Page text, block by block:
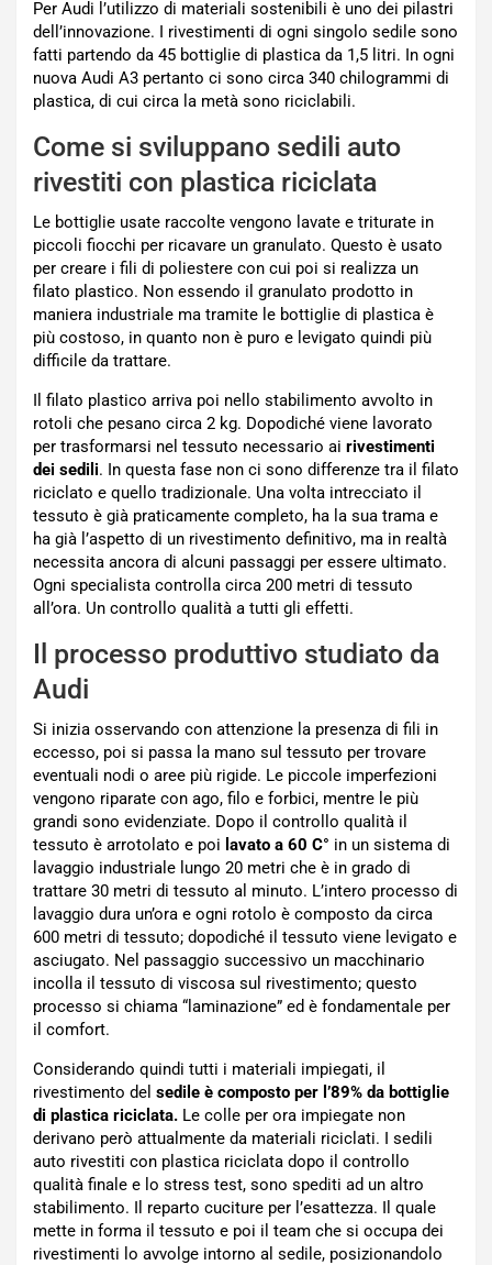
Per Audi l’utilizzo di materiali sostenibili è uno dei pilastri
dell’innovazione. I rivestimenti di ogni singolo sedile sono
fatti partendo da 45 bottiglie di plastica da 1,5 litri. In ogni
nuova Audi A3 pertanto ci sono circa 340 chilogrammi di
plastica, di cui circa la metà sono riciclabili.
Come si sviluppano sedili auto
rivestiti con plastica riciclata
Le bottiglie usate raccolte vengono lavate e triturate in
piccoli fiocchi per ricavare un granulato. Questo è usato
per creare i fili di poliestere con cui poi si realizza un
filato plastico. Non essendo il granulato prodotto in
maniera industriale ma tramite le bottiglie di plastica è
più costoso, in quanto non è puro e levigato quindi più
difficile da trattare.
Il filato plastico arriva poi nello stabilimento avvolto in
rotoli che pesano circa 2 kg. Dopodiché viene lavorato
per trasformarsi nel tessuto necessario ai rivestimenti
dei sedili. In questa fase non ci sono differenze tra il filato
riciclato e quello tradizionale. Una volta intrecciato il
tessuto è già praticamente completo, ha la sua trama e
ha già l’aspetto di un rivestimento definitivo, ma in realtà
necessita ancora di alcuni passaggi per essere ultimato.
Ogni specialista controlla circa 200 metri di tessuto
all’ora. Un controllo qualità a tutti gli effetti.
Il processo produttivo studiato da
Audi
Si inizia osservando con attenzione la presenza di fili in
eccesso, poi si passa la mano sul tessuto per trovare
eventuali nodi o aree più rigide. Le piccole imperfezioni
vengono riparate con ago, filo e forbici, mentre le più
grandi sono evidenziate. Dopo il controllo qualità il
tessuto è arrotolato e poi lavato a 60 C° in un sistema di
lavaggio industriale lungo 20 metri che è in grado di
trattare 30 metri di tessuto al minuto. L’intero processo di
lavaggio dura un’ora e ogni rotolo è composto da circa
600 metri di tessuto; dopodiché il tessuto viene levigato e
asciugato. Nel passaggio successivo un macchinario
incolla il tessuto di viscosa sul rivestimento; questo
processo si chiama “laminazione” ed è fondamentale per
il comfort.
Considerando quindi tutti i materiali impiegati, il
rivestimento del sedile è composto per l’89% da bottiglie
di plastica riciclata. Le colle per ora impiegate non
derivano però attualmente da materiali riciclati. I sedili
auto rivestiti con plastica riciclata dopo il controllo
qualità finale e lo stress test, sono spediti ad un altro
stabilimento. Il reparto cuciture per l’esattezza. Il quale
mette in forma il tessuto e poi il team che si occupa dei
rivestimenti lo avvolge intorno al sedile, posizionandolo